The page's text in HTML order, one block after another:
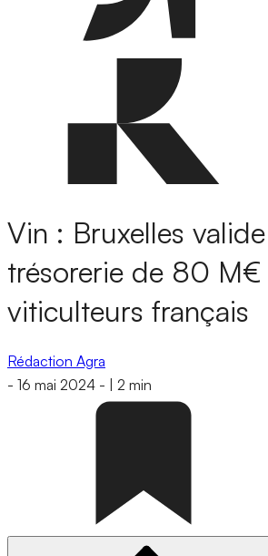
Vin : Bruxelles valide
trésorerie de 80 M€
viticulteurs français
Rédaction Agra
- 16 mai 2024 - 2 min